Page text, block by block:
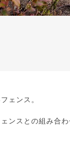
ェンス。
ンスとの組み合